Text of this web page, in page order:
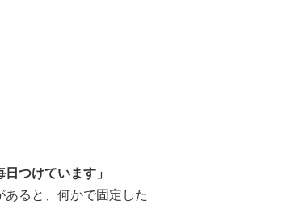
つけています」
ると、何かで固定した